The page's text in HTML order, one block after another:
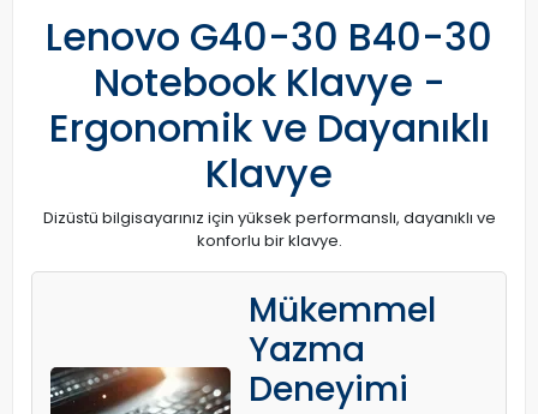
Lenovo G40-30 B40-30
Notebook Klavye -
Ergonomik ve Dayanıklı
Klavye
Dizüstü bilgisayarınız için yüksek performanslı, dayanıklı ve
konforlu bir klavye.
Mükemmel
Yazma
Deneyimi